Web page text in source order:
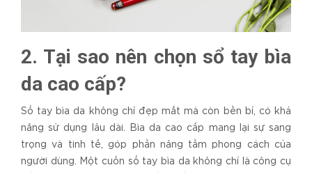
2. Tại sao nên chọn sổ tay bìa
da cao cấp?
Sổ tay bìa da không chỉ đẹp mắt mà còn bền bỉ, có khả
năng sử dụng lâu dài. Bìa da cao cấp mang lại sự sang
trọng và tinh tế, góp phần nâng tầm phong cách của
người dùng. Một cuốn sổ tay bìa da không chỉ là công cụ